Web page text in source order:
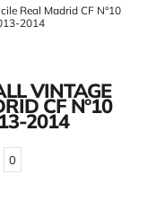
Real Madrid CF N°10
2014
VINTAGE
CF N°10
2014
0